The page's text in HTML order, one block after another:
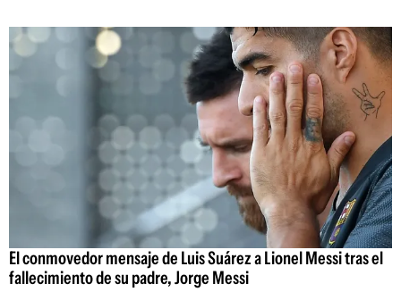
El conmovedor mensaje de Luis Suárez a Lionel Messi tras el
fallecimiento de su padre, Jorge Messi